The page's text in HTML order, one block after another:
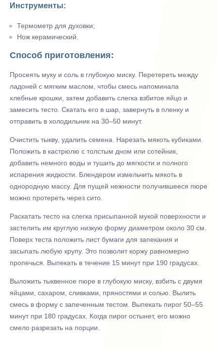
Инструменты:
Термометр для духовки;
Нож керамический.
Способ приготовления:
Просеять муку и соль в глубокую миску. Перетереть между
ладоней с мягким маслом, чтобы смесь напоминала
хлебные крошки, затем добавить слегка взбитое яйцо и
замесить тесто. Скатать его в шар, завернуть в пленку и
отправить в холодильник на 30–50 минут.
Очистить тыкву, удалить семена. Нарезать мякоть кубиками.
Положить в кастрюлю с толстым дном или сотейник,
добавить немного воды и тушить до мягкости и полного
испарения жидкости. Блендером измельчить мякоть в
однородную массу. Для пущей нежности получившееся пюре
можно протереть через сито.
Раскатать тесто на слегка присыпанной мукой поверхности и
застелить им круглую низкую форму диаметром около 30 см.
Поверх теста положить лист бумаги для запекания и
засыпать любую крупу. Это позволит коржу равномерно
пропечься. Выпекать в течение 15 минут при 190 градусах.
Выложить тыквенное пюре в глубокую миску, взбить с двумя
яйцами, сахаром, сливками, пряностями и солью. Вылить
смесь в форму с запеченным тестом. Выпекать пирог 50–55
минут при 180 градусах. Когда пирог остынет, его можно
смело разрезать на порции.